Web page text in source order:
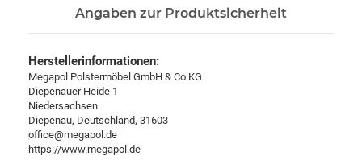
Angaben zur Produktsicherheit
Herstellerinformationen:
Megapol Polstermöbel GmbH & Co.KG
Diepenauer Heide 1
Niedersachsen
Diepenau, Deutschland, 31603
office@megapol.de
https://www.megapol.de